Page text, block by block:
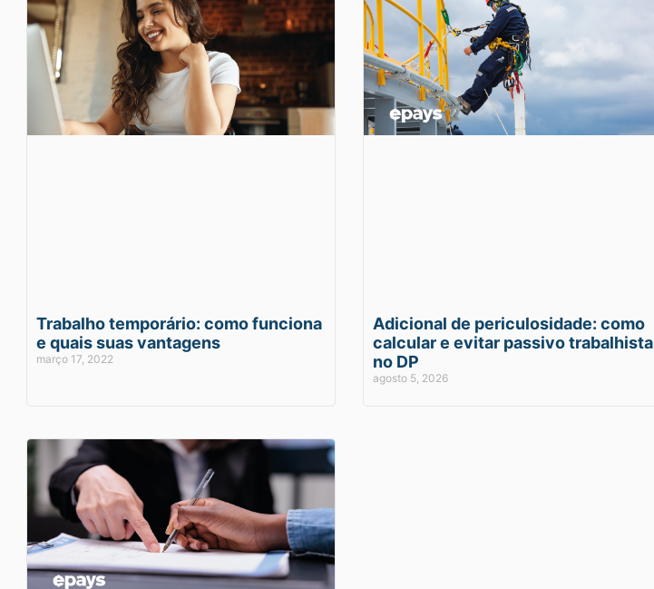
Trabalho temporário: como funciona
e quais suas vantagens
março 17, 2022
Adicional de periculosidade: como
calcular e evitar passivo trabalhista
no DP
agosto 5, 2026